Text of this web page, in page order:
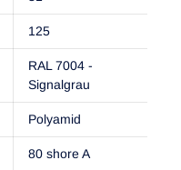
125
RAL 7004 -
Signalgrau
Polyamid
80 shore A